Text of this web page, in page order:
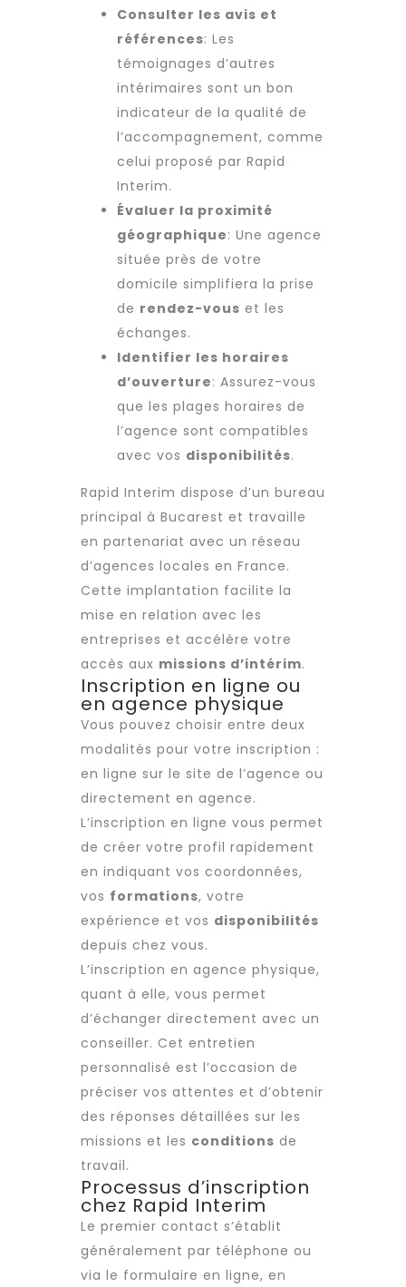
Consulter les avis et
références: Les
témoignages d’autres
intérimaires sont un bon
indicateur de la qualité de
l’accompagnement, comme
celui proposé par Rapid
Interim.
Évaluer la proximité
géographique: Une agence
située près de votre
domicile simplifiera la prise
de rendez-vous et les
échanges.
Identifier les horaires
d’ouverture: Assurez-vous
que les plages horaires de
l’agence sont compatibles
avec vos disponibilités.
Rapid Interim dispose d’un bureau
principal à Bucarest et travaille
en partenariat avec un réseau
d’agences locales en France.
Cette implantation facilite la
mise en relation avec les
entreprises et accélère votre
accès aux missions d’intérim.
Inscription en ligne ou
en agence physique
Vous pouvez choisir entre deux
modalités pour votre inscription :
en ligne sur le site de l’agence ou
directement en agence.
L’inscription en ligne vous permet
de créer votre profil rapidement
en indiquant vos coordonnées,
vos formations, votre
expérience et vos disponibilités
depuis chez vous.
L’inscription en agence physique,
quant à elle, vous permet
d’échanger directement avec un
conseiller. Cet entretien
personnalisé est l’occasion de
préciser vos attentes et d’obtenir
des réponses détaillées sur les
missions et les conditions de
travail.
Processus d’inscription
chez Rapid Interim
Le premier contact s’établit
généralement par téléphone ou
via le formulaire en ligne, en